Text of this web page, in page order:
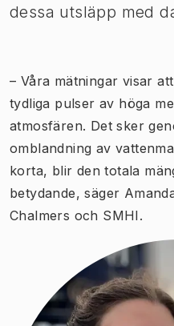
dessa utsläpp med
– Våra mätningar visar
tydliga pulser av höga
atmosfären. Det sker
omblandning av
korta, blir den totala
betydande, säger
Chalmers och SMHI.